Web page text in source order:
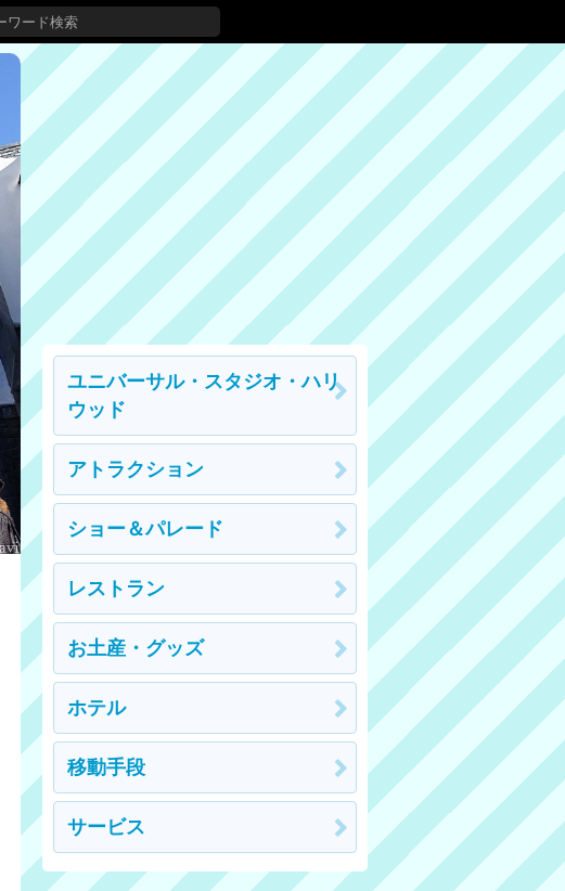
ユニバーサル・スタジオ・ハリ
ウッド
アトラクション
ショー＆パレード
レストラン
お土産・グッズ
ホテル
移動手段
サービス